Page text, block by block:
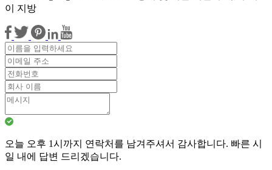
이 지방
오늘 오후 1시까지 연락처를 남겨주셔서 감사합니다. 빠른 시
일 내에 답변 드리겠습니다.